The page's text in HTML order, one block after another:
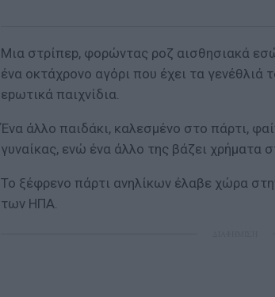
Μια στρίπεp, φορώντας ροζ αισθησιακά
ένα οκτάχρονο αγόρι που έχει τα γενέθλιά
εpωτικά παιχνίδια.
Ένα άλλο παιδάκι, καλεσμένο στο πάρτι,
γυναίκας, ενώ ένα άλλο της βάζει χρήματα
Το ξέφρενο πάρτι ανηλίκων έλαβε χώρα
των ΗΠΑ.